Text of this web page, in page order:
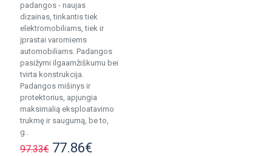
padangos - naujas
dizainas, tinkantis tiek
elektromobiliams, tiek ir
įprastai varomiems
automobiliams. Padangos
pasižymi ilgaamžiškumu bei
tvirta konstrukcija.
Padangos mišinys ir
protektorius, apjungia
maksimalią eksploatavimo
trukmę ir saugumą, be to,
g..
97.33€ 77.86€